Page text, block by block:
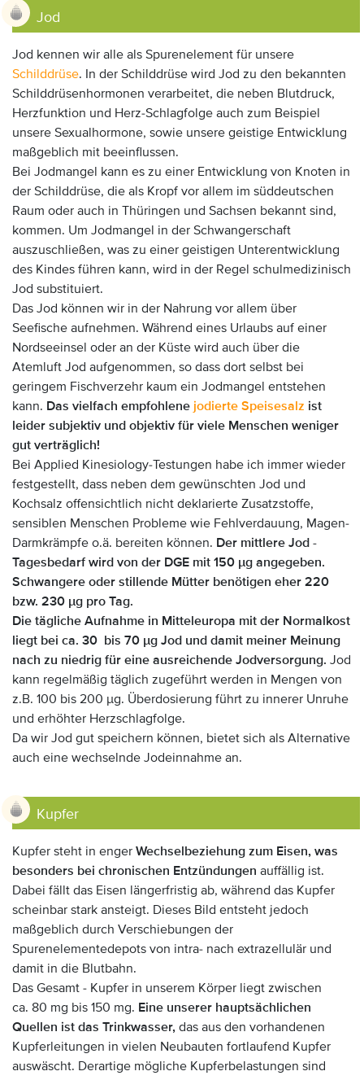
Jod
Jod kennen wir alle als Spurenelement für unsere
Schilddrüse. In der Schilddrüse wird Jod zu den bekannten
Schilddrüsenhormonen verarbeitet, die neben Blutdruck,
Herzfunktion und Herz-Schlagfolge auch zum Beispiel
unsere Sexualhormone, sowie unsere geistige Entwicklung
maßgeblich mit beeinflussen.
Bei Jodmangel kann es zu einer Entwicklung von Knoten in
der Schilddrüse, die als Kropf vor allem im süddeutschen
Raum oder auch in Thüringen und Sachsen bekannt sind,
kommen. Um Jodmangel in der Schwangerschaft
auszuschließen, was zu einer geistigen Unterentwicklung
des Kindes führen kann, wird in der Regel schulmedizinisch
Jod substituiert.
Das Jod können wir in der Nahrung vor allem über
Seefische aufnehmen. Während eines Urlaubs auf einer
Nordseeinsel oder an der Küste wird auch über die
Atemluft Jod aufgenommen, so dass dort selbst bei
geringem Fischverzehr kaum ein Jodmangel entstehen
kann. Das vielfach empfohlene jodierte Speisesalz ist
leider subjektiv und objektiv für viele Menschen weniger
gut verträglich!
Bei Applied Kinesiology-Testungen habe ich immer wieder
festgestellt, dass neben dem gewünschten Jod und
Kochsalz offensichtlich nicht deklarierte Zusatzstoffe,
sensiblen Menschen Probleme wie Fehlverdauung, Magen-
Darmkrämpfe o.ä. bereiten können. Der mittlere Jod -
Tagesbedarf wird von der DGE mit 150 µg angegeben.
Schwangere oder stillende Mütter benötigen eher 220
bzw. 230 µg pro Tag.
Die tägliche Aufnahme in Mitteleuropa mit der Normalkost
liegt bei ca. 30 bis 70 µg Jod und damit meiner Meinung
nach zu niedrig für eine ausreichende Jodversorgung. Jod
kann regelmäßig täglich zugeführt werden in Mengen von
z.B. 100 bis 200 µg. Überdosierung führt zu innerer Unruhe
und erhöhter Herzschlagfolge.
Da wir Jod gut speichern können, bietet sich als Alternative
auch eine wechselnde Jodeinnahme an.
Kupfer
Kupfer steht in enger Wechselbeziehung zum Eisen, was
besonders bei chronischen Entzündungen auffällig ist.
Dabei fällt das Eisen längerfristig ab, während das Kupfer
scheinbar stark ansteigt. Dieses Bild entsteht jedoch
maßgeblich durch Verschiebungen der
Spurenelementedepots von intra- nach extrazellulär und
damit in die Blutbahn.
Das Gesamt - Kupfer in unserem Körper liegt zwischen
ca. 80 mg bis 150 mg. Eine unserer hauptsächlichen
Quellen ist das Trinkwasser, das aus den vorhandenen
Kupferleitungen in vielen Neubauten fortlaufend Kupfer
auswäscht. Derartige mögliche Kupferbelastungen sind